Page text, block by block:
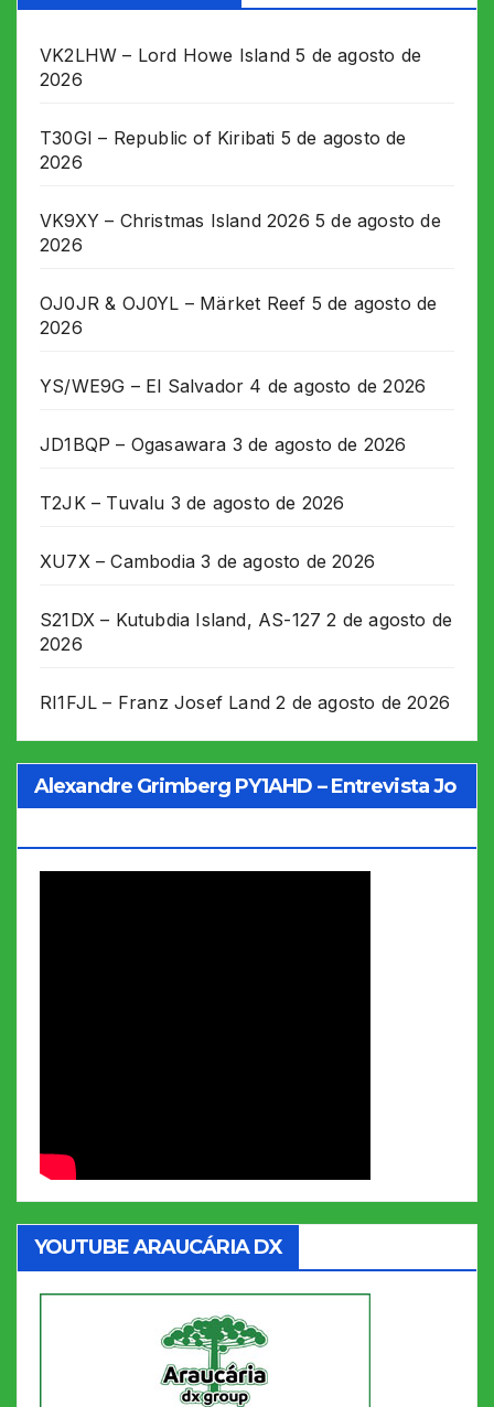
VK2LHW – Lord Howe Island 5 de agosto de
2026
T30GI – Republic of Kiribati 5 de agosto de
2026
VK9XY – Christmas Island 2026 5 de agosto de
2026
OJ0JR & OJ0YL – Märket Reef 5 de agosto de
2026
YS/WE9G – El Salvador 4 de agosto de 2026
JD1BQP – Ogasawara 3 de agosto de 2026
T2JK – Tuvalu 3 de agosto de 2026
XU7X – Cambodia 3 de agosto de 2026
S21DX – Kutubdia Island, AS-127 2 de agosto de
2026
RI1FJL – Franz Josef Land 2 de agosto de 2026
Alexandre Grimberg PY1AHD – Entrevista Jo
YOUTUBE ARAUCÁRIA DX